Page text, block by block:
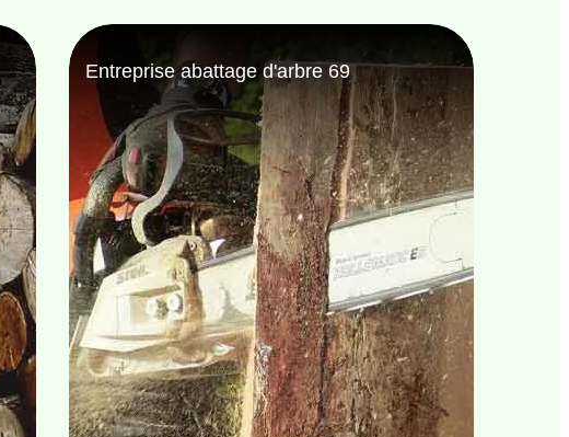
Entreprise de jardinage 69